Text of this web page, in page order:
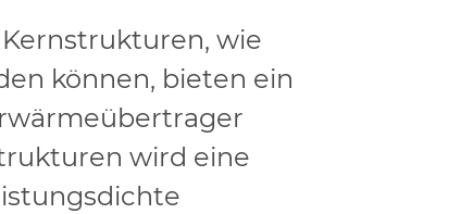
wie
können, bieten ein
wird eine